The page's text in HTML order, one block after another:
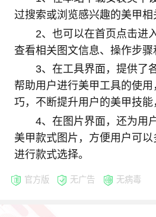
过搜索或浏览感兴趣的美甲相
2、也可以在首页点击进
查看相关图文信息、操作步骤
3、在工具界面，提供了
帮助用户进行美甲工具的使
巧，不断提升用户的美甲技能
4、在图片界面，还为用
美甲款式图片，方便用户可
进行款式选择。
官方版 无广告 无病毒